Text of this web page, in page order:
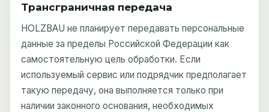
Я согласен на
Трансграничная передача
HOLZBAU не планирует передавать персональные
данные за пределы Российской Федерации как
самостоятельную цель обработки. Если
используемый сервис или подрядчик предполагает
такую передачу, она выполняется только при
наличии законного основания, необходимых